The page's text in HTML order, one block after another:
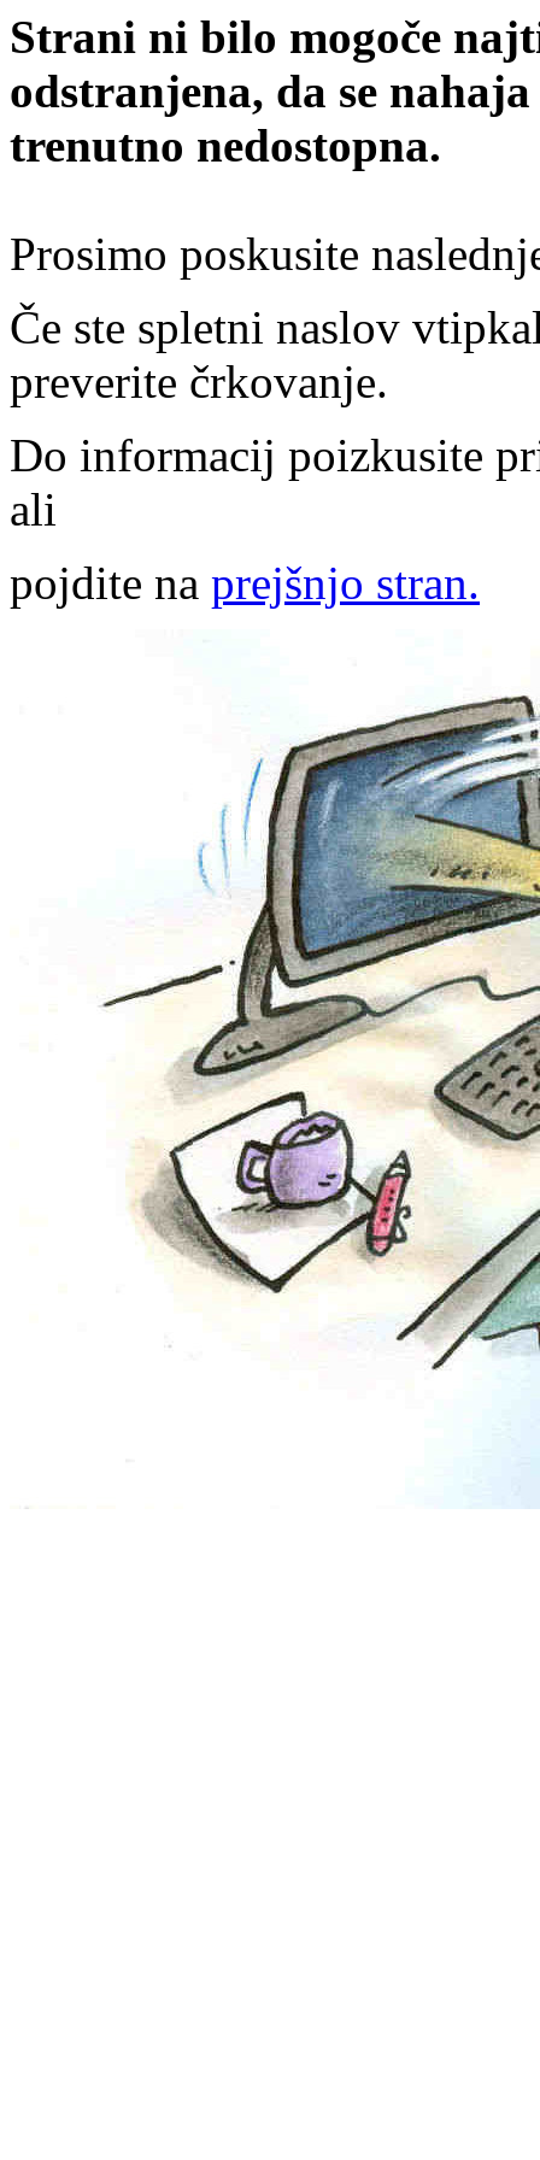
Strani ni bilo mogoče
odstranjena, da se
trenutno nedostopna.
Prosimo poskusite
Če ste spletni naslov
preverite črkovanje.
Do informacij poizkusite
ali
pojdite na prejšnjo stran.